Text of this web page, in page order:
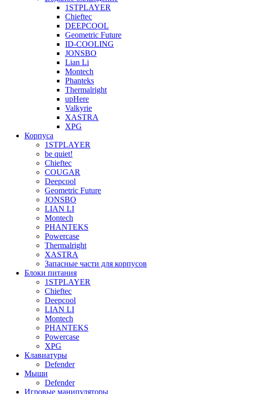
1STPLAYER
Chieftec
DEEPCOOL
Geometric Future
ID-COOLING
JONSBO
Lian Li
Montech
Phanteks
Thermalright
upHere
Valkyrie
XASTRA
XPG
Корпуса
1STPLAYER
be quiet!
Chieftec
COUGAR
Deepcool
Geometric Future
JONSBO
LIAN LI
Montech
PHANTEKS
Powercase
Thermalright
XASTRA
Запасные части для корпусов
Блоки питания
1STPLAYER
Chieftec
Deepcool
LIAN LI
Montech
PHANTEKS
Powercase
XPG
Клавиатуры
Defender
Мыши
Defender
Игровые манипуляторы